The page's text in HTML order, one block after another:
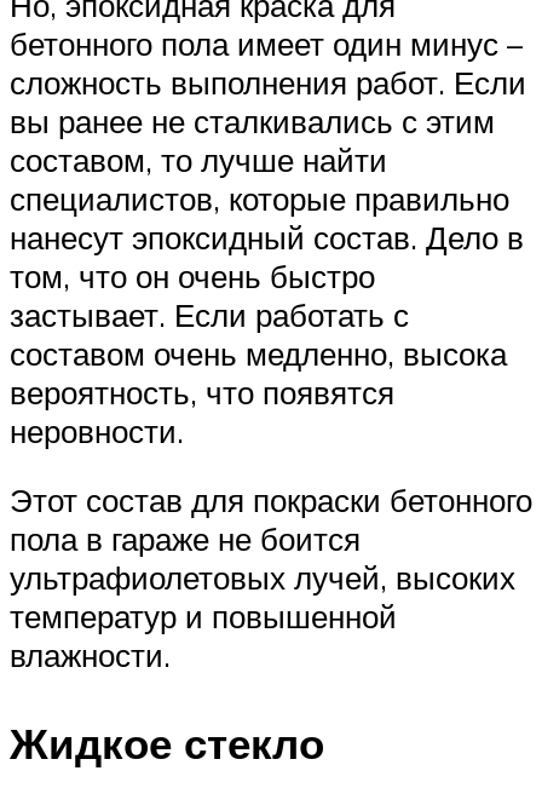
бетонного пола имеет один минус –
сложность выполнения работ. Если
вы ранее не сталкивались с этим
составом, то лучше найти
специалистов, которые правильно
нанесут эпоксидный состав. Дело в
том, что он очень быстро
застывает. Если работать с
составом очень медленно, высока
вероятность, что появятся
неровности.
Этот состав для покраски бетонного
пола в гараже не боится
ультрафиолетовых лучей, высоких
температур и повышенной
влажности.
Жидкое стекло